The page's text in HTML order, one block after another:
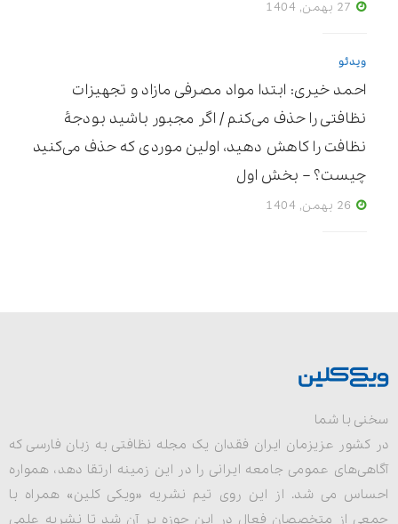
ویدئو
احمد خیری: ابتدا مواد مصرفی مازاد و تجهیزات
نظافتی را حذف می‌کنم / اگر مجبور باشید بودجۀ
نظافت را کاهش دهید، اولین موردی که حذف می‌کنید
چیست؟ – بخش اول
سخنی با شما
در کشور عزیزمان ایران فقدان یک مجله نظافتی به زبان فارسی که
آگاهی‌های عمومی جامعه ایرانی را در این زمینه ارتقا دهد، همواره
احساس می شد. از این روی تیم نشریه «ویکی کلین» همراه با
جمعی از متخصصان فعال در این حوزه بر آن شد تا نشریه علمی